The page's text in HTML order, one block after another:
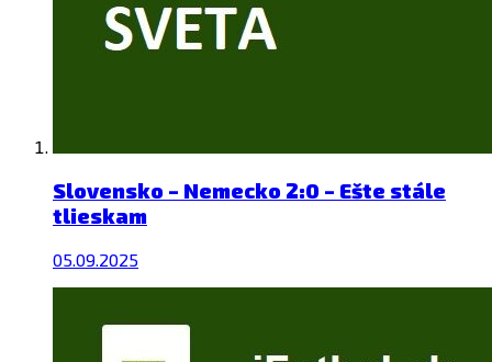
Slovensko – Nemecko 2:0 – Ešte stále
tlieskam
05.09.2025